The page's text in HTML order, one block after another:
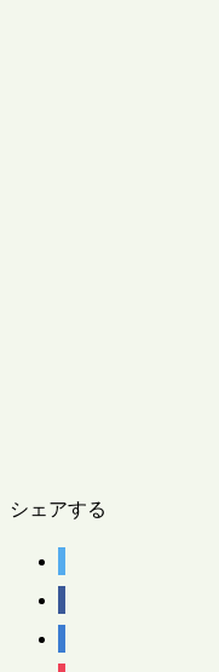
シェアする